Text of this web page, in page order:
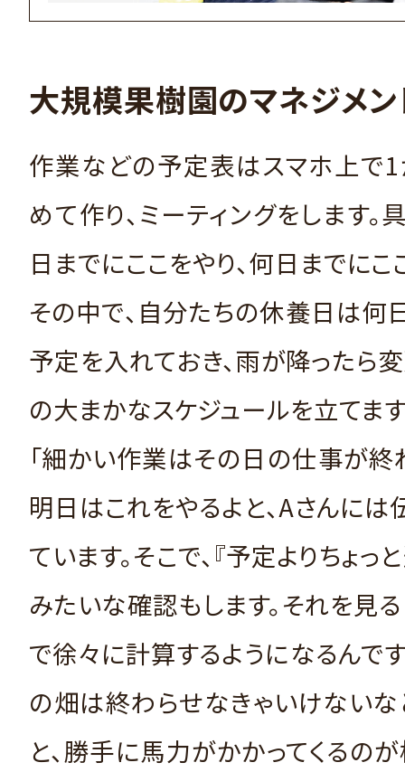
大規模果樹園のマネジメン
作業などの予定表はスマホ上で
めて作り、ミーティングをします。
日までにここをやり、何日までにこ
その中で、自分たちの休養日は何
予定を入れておき、雨が降ったら変
の大まかなスケジュールを立てます
「細かい作業はその日の仕事が終
明日はこれをやるよと、Aさんには
ています。そこで、『予定よりちょっ
みたいな確認もします。それを見
で徐々に計算するようになるんで
の畑は終わらせなきゃいけないな
と、勝手に馬力がかかってくるの